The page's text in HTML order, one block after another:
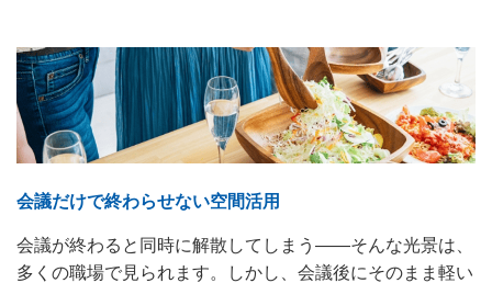
会議だけで終わらせない空間活用
会議が終わると同時に解散してしまう——そんな光景は、
多くの職場で見られます。しかし、会議後にそのまま軽い